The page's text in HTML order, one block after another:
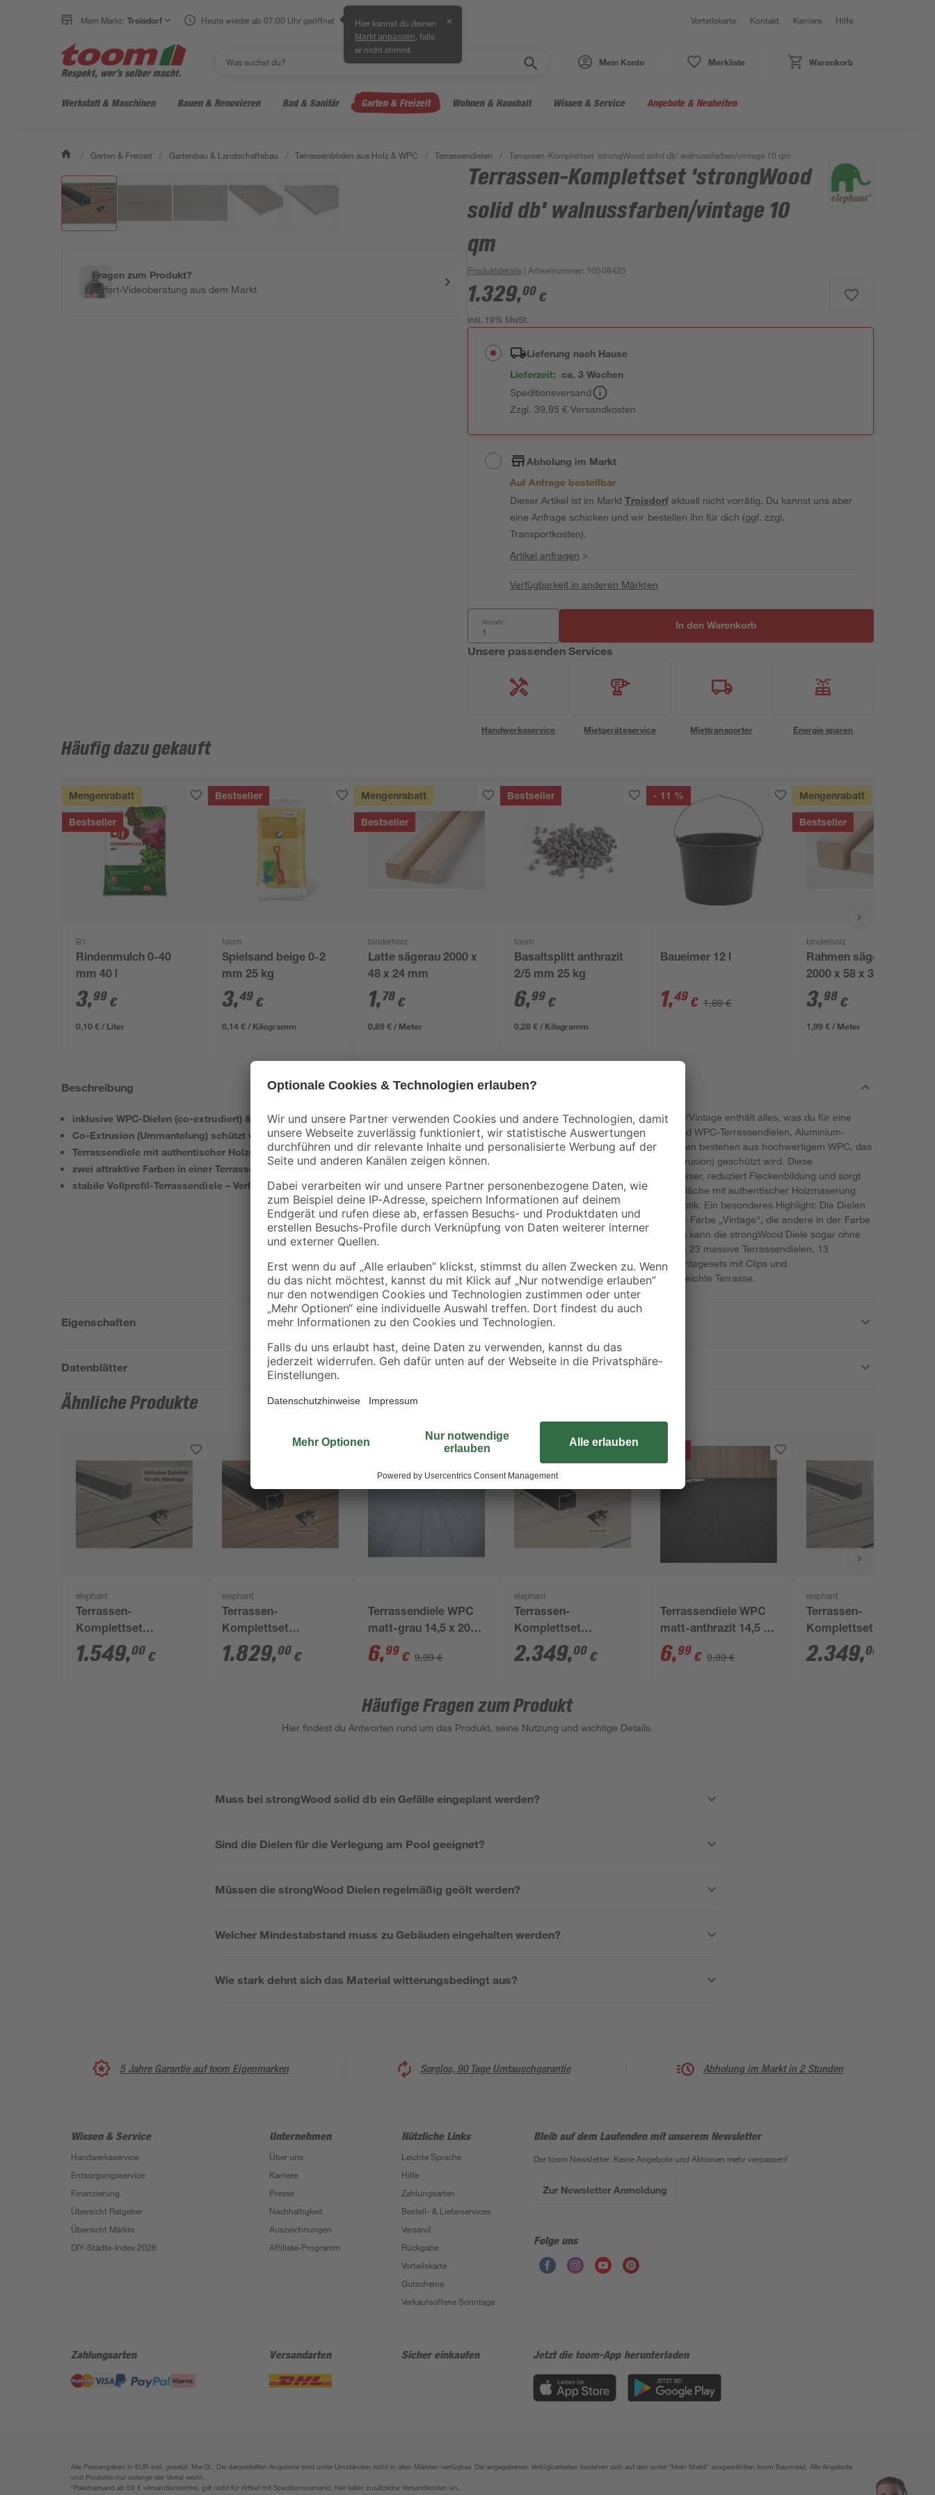
Mein Markt: Troisdorf Heute wieder ab 07:00 Uhr geöffnet Hier kannst du deinen
Markt anpassen , falls
er nicht stimmt.
✕ Vorteilskarte Kontakt Karriere Hilfe
Mein Konto Merkliste Warenkorb
Werkstatt & Maschinen Bauen & Renovieren Bad & Sanitär Garten & Freizeit Wohnen & Haushalt Wissen & Service Angebote & Neuheiten
/ Garten & Freizeit / Gartenbau & Landschaftsbau / Terrassenböden aus Holz & WPC / Terrassendielen / Terrassen-Komplettset 'strongWood solid db' walnussfarben/vintage 10 qm
Fragen zum Produkt?
Sofort-Videoberatung aus dem Markt
Terrassen-Komplettset 'strongWood
solid db' walnussfarben/vintage 10
qm
Produktdetails | Artikelnummer: 10508425
1.329,00 €
inkl. 19% MwSt.
Lieferung nach Hause
Lieferzeit: ca. 3 Wochen
Speditionsversand
Zzgl. 39,95 € Versandkosten
Abholung im Markt
Auf Anfrage bestellbar
Dieser Artikel ist im MarktTroisdorfaktuell nicht vorrätig. Du kannst uns aber
eine Anfrage schicken und wir bestellen ihn für dich (ggf. zzgl.
Transportkosten).
Artikel anfragen >
Verfügbarkeit in anderen Märkten
Anzahl: In den Warenkorb
Unsere passenden Services
Handwerksservice Mietgeräteservice Miettransporter Energie sparen
Häufig dazu gekauft
Mengenrabatt
Bestseller
B1
Rindenmulch 0-40
mm 40 l
3,99 €
0,10 € / Liter
Bestseller
toom
Spielsand beige 0-2
mm 25 kg
3,49 €
0,14 € / Kilogramm
Mengenrabatt
Bestseller
binderholz
Latte sägerau 2000 x
48 x 24 mm
1,78 €
0,89 € / Meter
Bestseller
toom
Basaltsplitt anthrazit
2/5 mm 25 kg
6,99 €
0,28 € / Kilogramm
- 11 %
Baueimer 12 l
1,49 € 1,69 €
Mengenrabatt
Bestseller
binderholz
Rahmen sägerau
2000 x 58 x 38 mm
3,98 €
1,99 € / Meter
Beschreibung
inklusive WPC-Dielen (co-extrudiert) & Montage-Zubehör
Co-Extrusion (Ummantelung) schützt vor Flecken und Witterung
Terrassendiele mit authentischer Holzoptik (gebürstete Holzmaserung)
zwei attraktive Farben in einer Terrassendiele vereint
stabile Vollprofil-Terrassendiele – Verlegung ohne Gefälle möglich
Das strongWood Terrassen-Komplettset Walnuss/Vintage enthält alles, was du für eine
etwa 10 m² große Terrasse benötigst: strongWood WPC-Terrassendielen, Aluminium-
Unterkonstruktion und Montagematerial. Die Dielen bestehen aus hochwertigem WPC, das
durch eine robuste HDPE-Ummantelung (Co-Extrusion) geschützt wird. Diese
Beschichtung verhindert das Eindringen von Wasser, reduziert Fleckenbildung und sorgt
für eine hohe Farb- und Formstabilität. Die Oberfläche mit authentischer Holzmaserung
verleiht der Terrasse eine natürliche, elegante Optik. Ein besonderes Highlight: Die Dielen
sind beidseitig farblich nutzbar – eine Seite in der Farbe „Vintage“, die andere in der Farbe
„Walnuss“. Dank der schützenden Ummantelung kann die strongWood Diele sogar ohne
Gefälle verlegt werden. Das Komplettset umfasst 23 massive Terrassendielen, 13
Aluminium-Unterkonstruktionsprofile sowie 2 Montagesets mit Clips und
Edelstahlschrauben – für eine langlebige, pflegeleichte Terrasse.
Eigenschaften
Datenblätter
Ähnliche Produkte
elephant
Terrassen-
Komplettset
'strongWood light db'
teakfarben/vintage 12
1.549,00 €
elephant
Terrassen-
Komplettset
'strongWood solid db'
walnussfarben/vintage
1.829,00 €
Terrassendiele WPC
matt-grau 14,5 x 200
x 2,1 cm
6,99 € 9,99 €
elephant
Terrassen-
Komplettset
'strongWood solid db'
muschelfarben/steinfarben
2.349,00 €
Terrassendiele WPC
matt-anthrazit 14,5 x
200 x 2,1 cm
6,99 € 9,99 €
elephant
Terrassen-
Komplettset
'strongWood light db'
teakfarben/vintage 20
2.349,00
Häufige Fragen zum Produkt
Hier findest du Antworten rund um das Produkt, seine Nutzung und wichtige Details.
Muss bei strongWood solid db ein Gefälle eingeplant werden?
Sind die Dielen für die Verlegung am Pool geeignet?
Müssen die strongWood Dielen regelmäßig geölt werden?
Welcher Mindestabstand muss zu Gebäuden eingehalten werden?
Wie stark dehnt sich das Material witterungsbedingt aus?
5 Jahre Garantie auf toom Eigenmarken Sorglos, 90 Tage Umtauschgarantie Abholung im Markt in 2 Stunden
Wissen & Service
Handwerksservice
Entsorgungsservice
Finanzierung
Übersicht Ratgeber
Übersicht Märkte
DIY-Städte-Index 2026
Unternehmen
Über uns
Karriere
Presse
Nachhaltigkeit
Auszeichnungen
Affiliate-Programm
Nützliche Links
Leichte Sprache
Hilfe
Zahlungsarten
Bestell- & Lieferservices
Versand
Rückgabe
Vorteilskarte
Gutscheine
Verkaufsoffene Sonntage
Bleib auf dem Laufenden mit unserem Newsletter
Der toom Newsletter: Keine Angebote und Aktionen mehr verpassen!
Zur Newsletter Anmeldung
Folge uns
Zahlungsarten Versandarten Sicher einkaufen Jetzt die toom-App herunterladen
Alle Preisangaben in EUR inkl. gesetzl. MwSt.. Die dargestellten Angebote sind unter Umständen nicht in allen Märkten verfügbar. Die angegebenen Verfügbarkeiten beziehen sich auf den unter "Mein Markt" ausgewählten toom Baumarkt. Alle Angebote
und Produkte nur solange der Vorrat reicht.
*Paketversand ab 59 € versandkostenfrei, gilt nicht für Artikel mit Speditionsversand, hier fallen zusätzliche Versandkosten an.